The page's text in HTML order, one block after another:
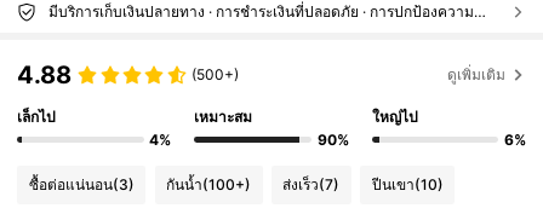
มีบริการเก็บเงินปลายทาง · การชำระเงินที่ปลอดภัย · การปกป้องความเป็นส่วนตัว
4.88 (500+) ดูเพิ่มเติม
เล็กไป
4%
เหมาะสม
90%
ใหญ่ไป
6%
ซื้อต่อแน่นอน(3) กันน้ำ(100+) ส่งเร็ว(7) ปีนเขา(10)